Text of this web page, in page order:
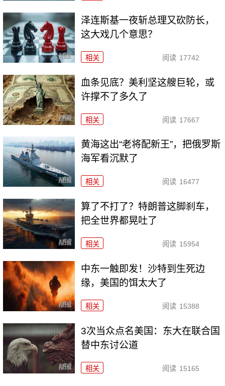
泽连斯基一夜斩总理又砍防长，
这大戏几个意思？
相关 阅读 17742
血条见底？美利坚这艘巨轮，或
许撑不了多久了
相关 阅读 17667
黄海这出“老将配新王”，把俄罗斯
海军看沉默了
相关 阅读 16477
算了不打了？特朗普这脚刹车，
把全世界都晃吐了
相关 阅读 15954
中东一触即发！沙特到生死边
缘，美国的饵太大了
相关 阅读 15388
3次当众点名美国：东大在联合国
替中东讨公道
相关 阅读 15165